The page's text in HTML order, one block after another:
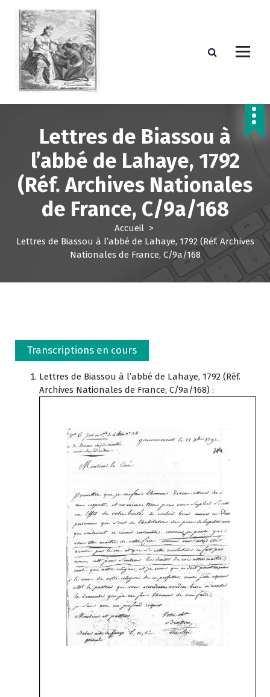
Lettres de Biassou à
l’abbé de Lahaye, 1792
(Réf. Archives Nationales
de France, C/9a/168
Accueil>
Lettres de Biassou à l’abbé de Lahaye, 1792 (Réf. Archives
Nationales de France, C/9a/168
Transcriptions en cours
Lettres de Biassou à l’abbé de Lahaye, 1792 (Réf.
Archives Nationales de France, C/9a/168) :